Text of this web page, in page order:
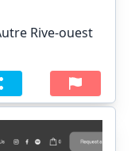
Rive-ouest